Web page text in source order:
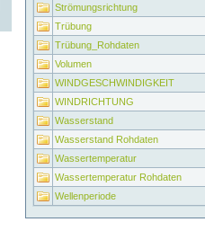
Strömungsrichtung
Trübung
Trübung_Rohdaten
Volumen
WINDGESCHWINDIGKEIT
WINDRICHTUNG
Wasserstand
Wasserstand Rohdaten
Wassertemperatur
Wassertemperatur Rohdaten
Wellenperiode